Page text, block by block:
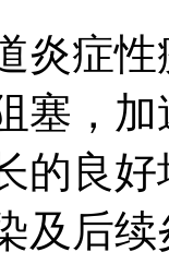
症性
，
良好
染及